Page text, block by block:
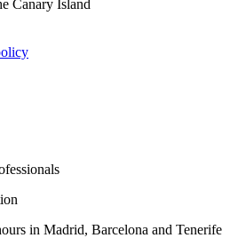
Canary Island
in Madrid, Barcelona and Tenerife